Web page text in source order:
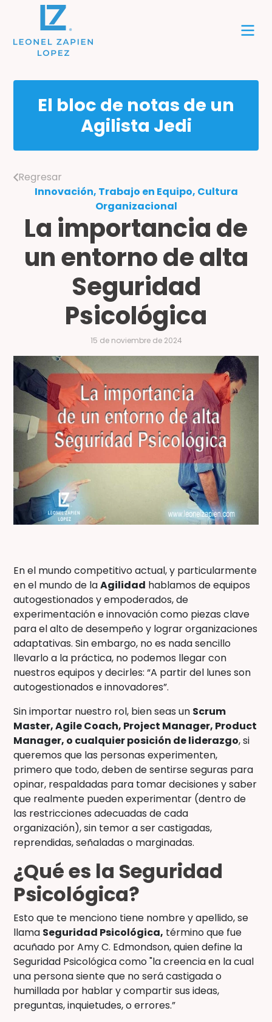
El bloc de notas de un
Agilista Jedi
Regresar
Innovación, Trabajo en Equipo, Cultura
Organizacional
La importancia de
un entorno de alta
Seguridad
Psicológica
15 de noviembre de 2024
En el mundo competitivo actual, y particularmente
en el mundo de laAgilidad hablamos de equipos
autogestionados y empoderados, de
experimentación e innovación como piezas clave
para el alto de desempeño y lograr organizaciones
adaptativas. Sin embargo, no es nada sencillo
llevarlo a la práctica, no podemos llegar con
nuestros equipos y decirles: “A partir del lunes son
autogestionados e innovadores”.
Sin importar nuestro rol, bien seas un Scrum
Master, Agile Coach, Project Manager, Product
Manager, o cualquier posición de liderazgo, si
queremos que las personas experimenten,
primero que todo, deben de sentirse seguras para
opinar, respaldadas para tomar decisiones y saber
que realmente pueden experimentar (dentro de
las restricciones adecuadas de cada
organización), sin temor a ser castigadas,
reprendidas, señaladas o marginadas.
¿Qué es la Seguridad
Psicológica?
Esto que te menciono tiene nombre y apellido, se
llama Seguridad Psicológica, término que fue
acuñado por Amy C. Edmondson, quien define la
Seguridad Psicológica como "la creencia en la cual
una persona siente que no será castigada o
humillada por hablar y compartir sus ideas,
preguntas, inquietudes, o errores.”